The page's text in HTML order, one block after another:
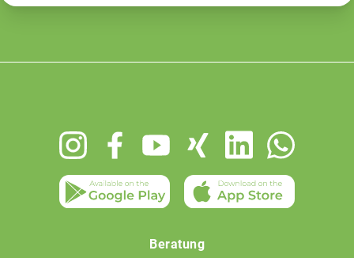
Beratung